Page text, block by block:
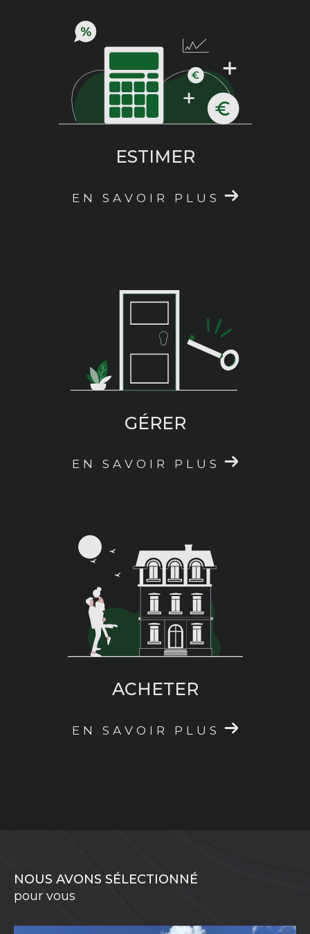
Vous êtes déjà propriétaire et
vous souhaitez
? Notre agence immobilière vous
propose également de réaliser l’
estimation
de votre bien
, grâce à des agents aguerris et
connaisseurs du secteur dans lequel ils
d’estimation pour vous délivrer
logement, qui prendra en compte les
prestations ? Nos équipes se tiennent à votre
questions et apaiser vos doutes : miser sur nos
services, c’est vous assurer de
concrétiser
avec efficacité et en toute
simplicité !
ESTIMER
EN SAVOIR PLUS
GÉRER
EN SAVOIR PLUS
ACHETER
EN SAVOIR PLUS
NOUS AVONS SÉLECTIONNÉ
pour vous